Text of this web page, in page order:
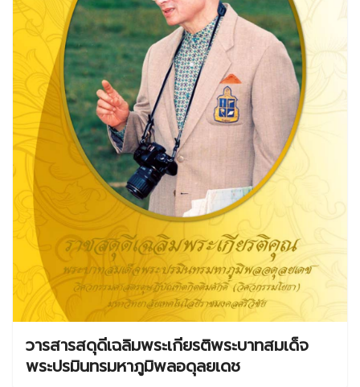
วารสารสดุดีเฉลิมพระเกียรติพระบาทสมเด็จ
พระปรมินทรมหาภูมิพลอดุลยเดช